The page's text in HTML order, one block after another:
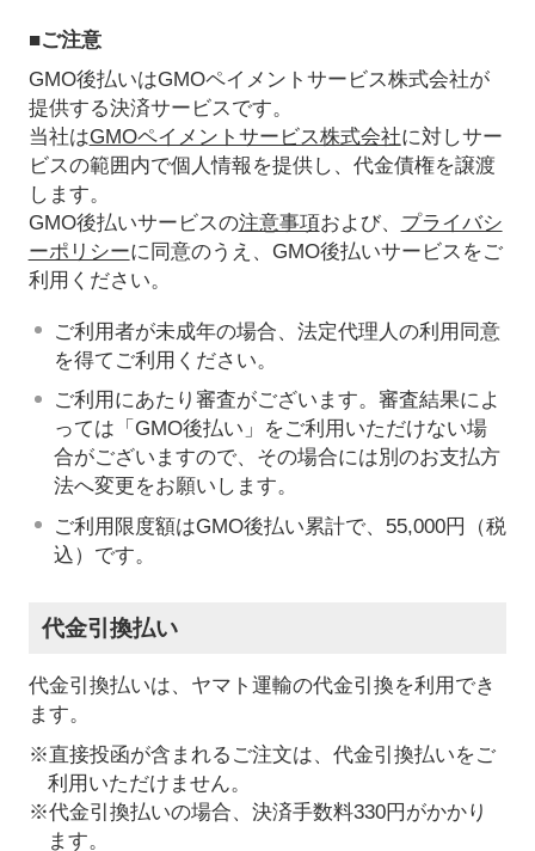
■ご注意
GMO後払いはGMOペイメントサービス株式会社が
提供する決済サービスです。
当社はGMOペイメントサービス株式会社に対しサー
ビスの範囲内で個人情報を提供し、代金債権を譲渡
します。
GMO後払いサービスの注意事項および、 プライバシ
ーポリシーに同意のうえ、GMO後払いサービスをご
利用ください。
ご利用者が未成年の場合、法定代理人の利用同意
を得てご利用ください。
ご利用にあたり審査がございます。審査結果によ
っては「GMO後払い」をご利用いただけない場
合がございますので、その場合には別のお支払方
法へ変更をお願いします。
ご利用限度額はGMO後払い累計で、55,000円（税
込）です。
代金引換払い
代金引換払いは、ヤマト運輸の代金引換を利用でき
ます。
※直接投函が含まれるご注文は、代金引換払いをご
利用いただけません。
※代金引換払いの場合、決済手数料330円がかかり
ます。